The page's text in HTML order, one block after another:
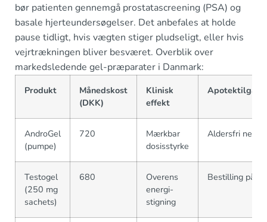
bør patienten gennemgå prostatascreening (PSA) og
basale hjerteundersøgelser. Det anbefales at holde
pause tidligt, hvis vægten stiger pludseligt, eller hvis
vejrtrækningen bliver besværet. Overblik over
markedsledende gel-præparater i Danmark:
Produkt
Månedskost
(DKK)
Klinisk
effekt
AndroGel
(pumpe)
720
Mærkbar
dosisstyrke
Aldersfri nem
Testogel
(250 mg
sachets)
680
Overens
energi-
stigning
Bestilling på